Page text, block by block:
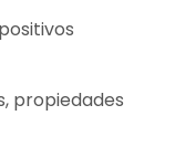
propiedades